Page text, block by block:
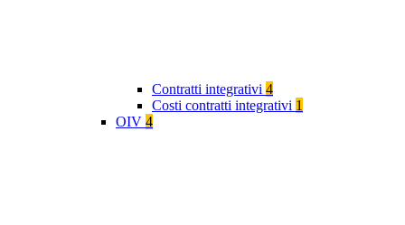
Contratti integrativi 4
Costi contratti integrativi 1
OIV 4